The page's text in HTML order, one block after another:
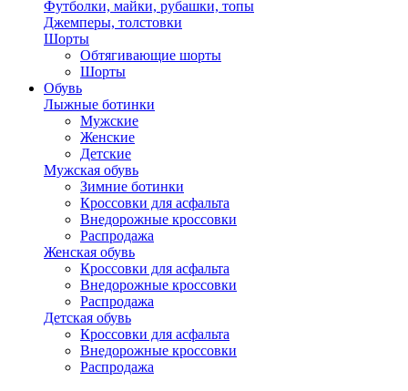
Футболки, майки, рубашки, топы
Джемперы, толстовки
Шорты
Обтягивающие шорты
Шорты
Обувь
Лыжные ботинки
Мужские
Женские
Детские
Мужская обувь
Зимние ботинки
Кроссовки для асфальта
Внедорожные кроссовки
Распродажа
Женская обувь
Кроссовки для асфальта
Внедорожные кроссовки
Распродажа
Детская обувь
Кроссовки для асфальта
Внедорожные кроссовки
Распродажа